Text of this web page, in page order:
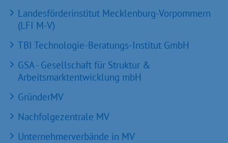
Landesförderinstitut Mecklenburg-Vorpommern
(LFI M-V)
TBI Technologie-Beratungs-Institut GmbH
GSA - Gesellschaft für Struktur &
Arbeitsmarktentwicklung mbH
GründerMV
Nachfolgezentrale MV
Unternehmerverbände in MV